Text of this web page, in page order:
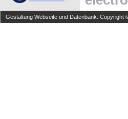
Gestaltung Webseite und Datenbank: